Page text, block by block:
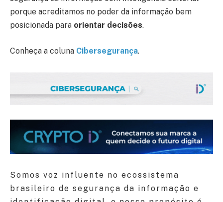
porque acreditamos no poder da informação bem
posicionada para orientar decisões.
Conheça a coluna Cibersegurança.
Somos voz influente no ecossistema
brasileiro de segurança da informação e